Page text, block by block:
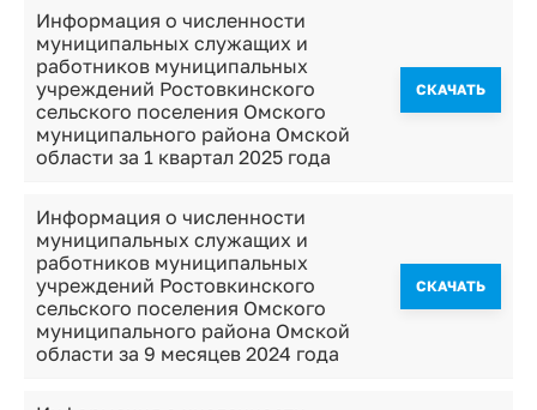
Информация о численности
муниципальных служащих и
работников муниципальных
учреждений Ростовкинского
сельского поселения Омского
муниципального района Омской
области за 1 квартал 2025 года
CКАЧАТЬ
Информация о численности
муниципальных служащих и
работников муниципальных
учреждений Ростовкинского
сельского поселения Омского
муниципального района Омской
области за 9 месяцев 2024 года
CКАЧАТЬ